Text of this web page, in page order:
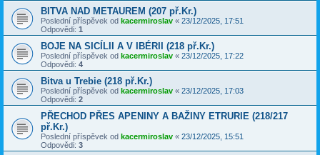
BITVA NAD METAUREM (207 př.Kr.)
Poslední příspěvek od kacermiroslav « 23/12/2025, 17:51
Odpovědi: 1
BOJE NA SICÍLII A V IBÉRII (218 př.Kr.)
Poslední příspěvek od kacermiroslav « 23/12/2025, 17:22
Odpovědi: 4
Bitva u Trebie (218 př.Kr.)
Poslední příspěvek od kacermiroslav « 23/12/2025, 17:03
Odpovědi: 2
PŘECHOD PŘES APENINY A BAŽINY ETRURIE (218/217
př.Kr.)
Poslední příspěvek od kacermiroslav « 23/12/2025, 15:51
Odpovědi: 3